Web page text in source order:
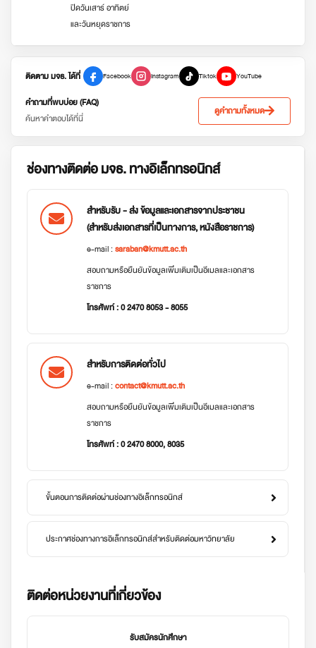
ปิดวันเสาร์ อาทิตย์
และวันหยุดราชการ
ติดตาม มจธ. ได้ที่ Facebook Instagram Tiktok YouTube
คำถามที่พบบ่อย (FAQ)
ค้นหาคำตอบได้ที่นี่
ดูคำถามทั้งหมด
ช่องทางติดต่อ มจธ. ทางอิเล็กทรอนิกส์
สำหรับรับ - ส่ง ข้อมูลและเอกสารจากประชาชน
(สำหรับส่งเอกสารที่เป็นทางการ, หนังสือราชการ)
e-mail :saraban@kmutt.ac.th
สอบถามหรือยืนยันข้อมูลเพิ่มเติมเป็นอีเมลและเอกสาร
ราชการ
โทรศัพท์ : 0 2470 8053 - 8055
สำหรับการติดต่อทั่วไป
e-mail :contact@kmutt.ac.th
สอบถามหรือยืนยันข้อมูลเพิ่มเติมเป็นอีเมลและเอกสาร
ราชการ
โทรศัพท์ : 0 2470 8000, 8035
ขั้นตอนการติดต่อผ่านช่องทางอิเล็กทรอนิกส์
ประกาศช่องทางการอิเล็กทรอนิกส์สำหรับติดต่อมหาวิทยาลัย
ติดต่อหน่วยงานที่เกี่ยวข้อง
รับสมัครนักศึกษา